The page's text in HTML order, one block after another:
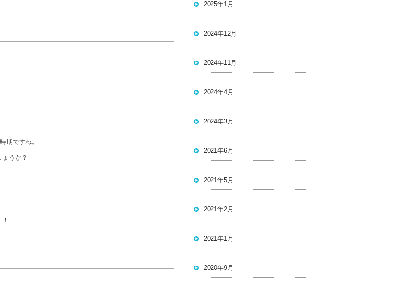
期ですね。
うか？
2025年1月
2024年12月
2024年11月
2024年4月
2024年3月
2021年6月
2021年5月
2021年2月
2021年1月
2020年9月